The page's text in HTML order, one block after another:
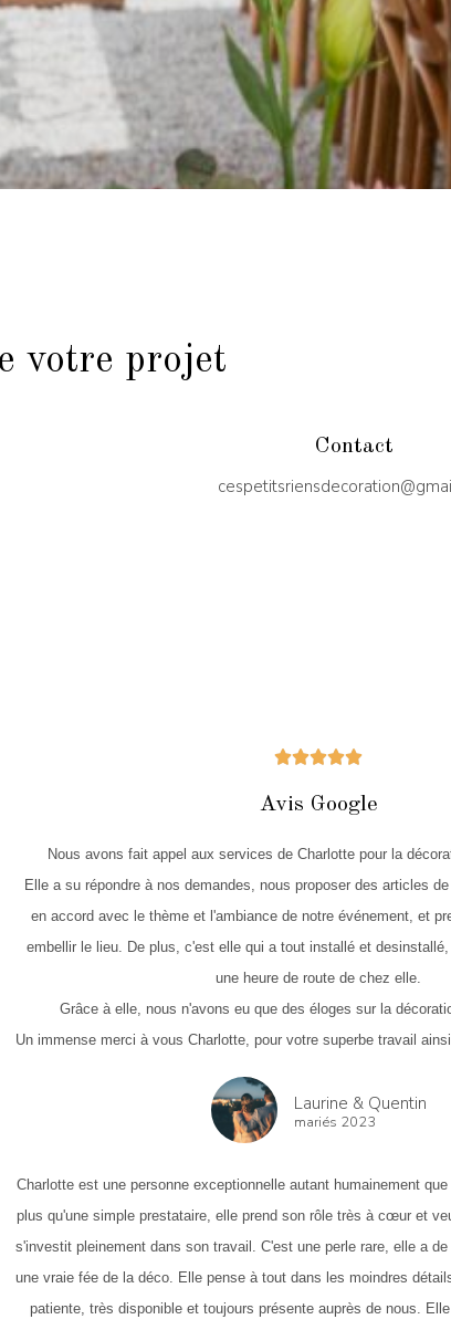
votre projet
Contact
Avis Google
Nous avons fait appel aux services de Charlotte pour la
Elle a su répondre à nos demandes, nous proposer des articles
en accord avec le thème et l'ambiance de notre événement, et
embellir le lieu. De plus, c'est elle qui a tout installé et
une heure de route de chez elle.
Grâce à elle, nous n'avons eu que des éloges sur la
Un immense merci à vous Charlotte, pour votre superbe travail
Laurine & Quentin
mariés 2023
Charlotte est une personne exceptionnelle autant humainement
plus qu'une simple prestataire, elle prend son rôle très à cœur et
s'investit pleinement dans son travail. C'est une perle rare, elle a
une vraie fée de la déco. Elle pense à tout dans les moindres
patiente, très disponible et toujours présente auprès de nous.